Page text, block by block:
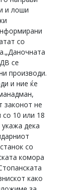
и лоши
со
се
производи.
и ние ќе
законот не
10 или 18
дека
со
комора
како